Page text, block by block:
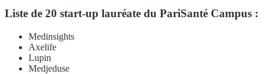
Liste de 20 start-up lauréate du PariSanté Campus :
Medinsights
Axelife
Lupin
Medjeduse